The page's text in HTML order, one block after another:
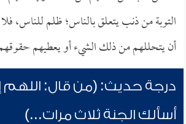
التوبة من ذنب يتعلق بالناس؛ ظلم للناس،
أن يتحللهم من ذلك الشيء أو يعطيهم
درجة حديث: (من قال: اللهم
أسألك الجنة ثلاث مرات...)